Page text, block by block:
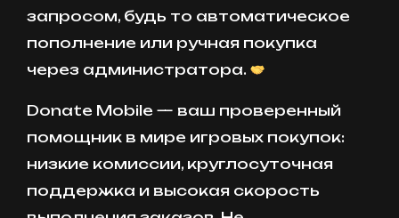
запросом, будь то автоматическое
пополнение или ручная покупка
через администратора.
Donate Mobile — ваш проверенный
помощник в мире игровых покупок:
низкие комиссии, круглосуточная
поддержка и высокая скорость